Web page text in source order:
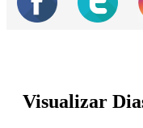
Visualizar